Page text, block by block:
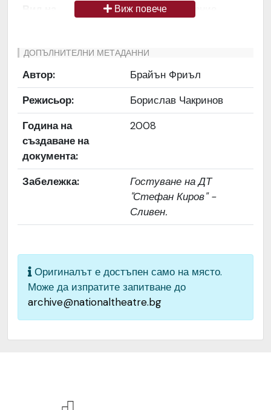
Снимка / изображение
Език на
Български
Права за
ползване
Да се цитира източник:
„Художествен архив НТ
„Иван Вазов“
Предоставяща
страна
Качество на
Средно
Институция
Народен театър „Иван
Виж повече
ДОПЪЛНИТЕЛНИ МЕТАДАННИ
Автор:
Брайън Фриъл
Режисьор:
Борислав Чакринов
Година на
създаване на
документа:
2008
Забележка:
Гостуване на ДТ
"Стефан Киров" -
Сливен.
Оригиналът е достъпен само на място.
Може да изпратите запитване до
archive@nationaltheatre.bg